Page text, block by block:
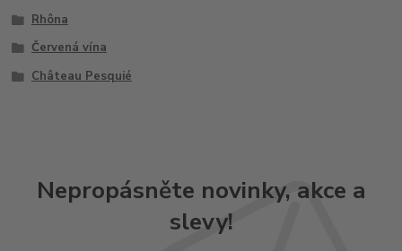
Rhôna
Červená vína
Château Pesquié
Nepropásněte novinky, akce a
slevy!